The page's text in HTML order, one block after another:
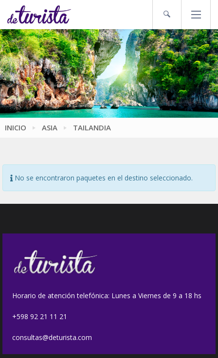
INICIO ASIA TAILANDIA
No se encontraron paquetes en el destino seleccionado.
Horario de atención telefónica: Lunes a Viernes de 9 a 18 hs
+598 92 21 11 21
consultas@deturista.com